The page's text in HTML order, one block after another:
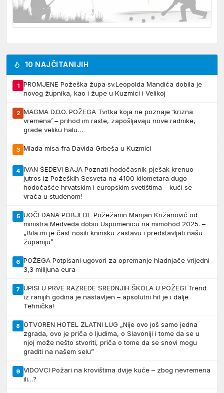
10 NAJČITANIJIH
1
PROMJENE Požeška župa sv.Leopolda Mandića dobila je
novog župnika, kao i župe u Kuzmici i Velikoj
2 MAGMA D.O.O. POŽEGA Tvrtka koja ne poznaje ‘krizna
vremena’ – prihod im raste, zapošljavaju nove radnike,
grade veliku halu…
3 Mlada misa fra Davida Grbeša u Kuzmici
4 IVAN ŠEDEVI BAJA Poznati hodočasnik-pješak krenuo
jutros iz Požeških Sesveta na 4100 kilometara dugo
hodočašće hrvatskim i europskim svetištima – kući se
vraća u studenom!
5 UOČI DANA POBJEDE Požežanin Marijan Križanović od
ministra Medveda dobio Uspomenicu na mimohod 2025. –
„Bila mi je čast nositi kninsku zastavu i predstavljati našu
županiju”
6 POŽEGA Potpisani ugovori za opremanje hladnjače vrijedni
3,3 milijuna eura
7 UPISI U PRVE RAZREDE SREDNJIH ŠKOLA U POŽEGI Trend
iz ranijih godina je nastavljen – apsolutni hit je i dalje
Tehnička!
8 OTVOREN HOTEL ZLATNI LUG „Nije ovo još samo jedna
zgrada, ovo je priča o ljudima, o Slavoniji i tome da se u
njoj može nešto stvoriti, priča o tome da se snovi mogu
graditi na našem selu”
9 VIDOVCI Požari na krovištima dvije kuće – zbog nevremena
ili…?